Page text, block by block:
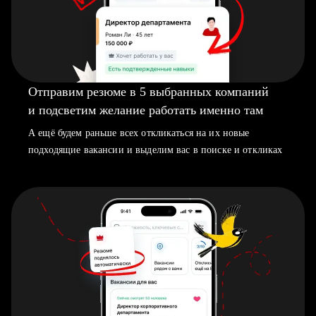
Отправим резюме в 5 выбранных компаний
и подсветим желание работать именно там
А ещё будем раньше всех откликаться на их новые
подходящие вакансии и выделим вас в поиске и откликах